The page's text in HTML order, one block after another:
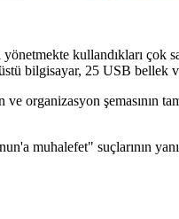
kullandıkları
bilgisayar, 25 USB bellek
organizasyon şemasının
muhalefet" suçlarının